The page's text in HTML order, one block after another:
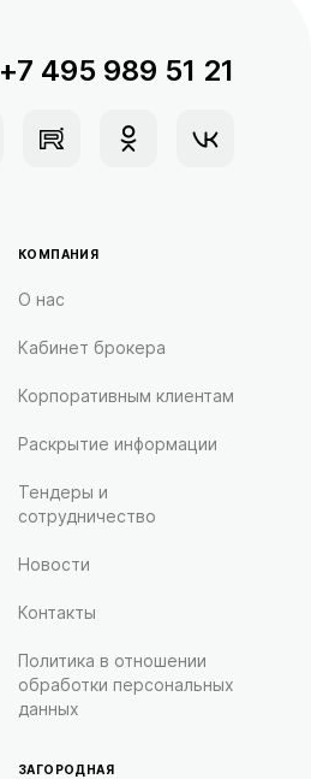
+7 495 989 51 21
КОМПАНИЯ
О нас
Кабинет брокера
Корпоративным клиентам
Раскрытие информации
Тендеры и
сотрудничество
Новости
Контакты
Политика в отношении
обработки персональных
данных
ЗАГОРОДНАЯ